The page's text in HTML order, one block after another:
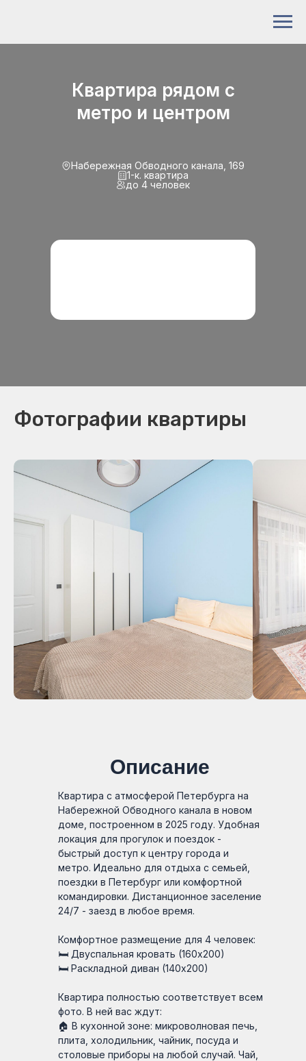
Квартира рядом с
метро и центром
Набережная Обводного канала, 169
1-к. квартира
до 4 человек
Фотографии квартиры
Описание
Квартира с атмосферой Петербурга на
Набережной Обводного канала в новом
доме, построенном в 2025 году. Удобная
локация для прогулок и поездок -
быстрый доступ к центру города и
метро. Идеально для отдыха с семьей,
поездки в Петербург или комфортной
командировки. Дистанционное заселение
24/7 - заезд в любое время.
Комфортное размещение для 4 человек:
🛏 Двуспальная кровать (160х200)
🛏 Раскладной диван (140х200)
Квартира полностью соответствует всем
фото. В ней вас ждут:
🏠 В кухонной зоне: микроволновая печь,
плита, холодильник, чайник, посуда и
столовые приборы на любой случай. Чай,